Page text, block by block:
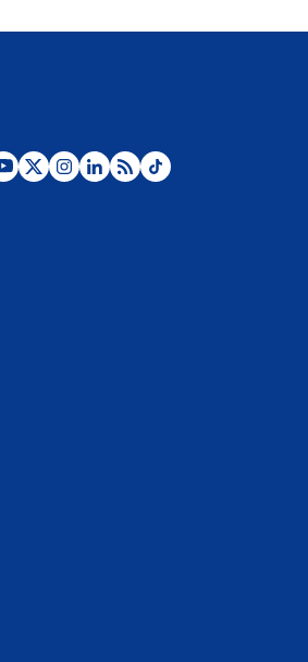
Posesión de Abelardo De La Espriella